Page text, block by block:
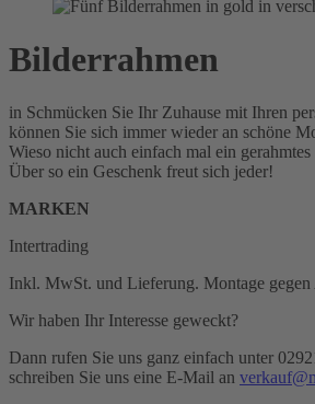
Bilderrahmen
in Schmücken Sie Ihr Zuhause mit Ihren
können Sie sich immer wieder an schöne
Wieso nicht auch einfach mal ein
Über so ein Geschenk freut sich jeder!
MARKEN
Intertrading
Inkl. MwSt. und Lieferung. Montage
Wir haben Ihr Interesse geweckt?
Dann rufen Sie uns ganz einfach unter
schreiben Sie uns eine E-Mail an